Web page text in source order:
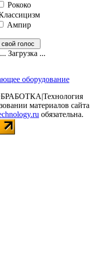
Рококо
Ампир
Загрузка ...
оборудование
материалов сайта
обязательна.